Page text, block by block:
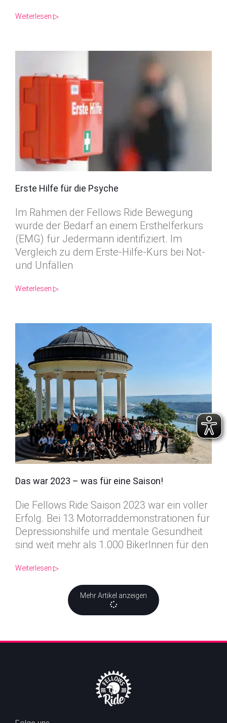
Weiterlesen ▷
Erste Hilfe für die Psyche
Im Rahmen der Fellows Ride Bewegung
wurde der Bedarf an einem Ersthelferkurs
(EMG) für Jedermann identifiziert. Im
Vergleich zu dem Erste-Hilfe-Kurs bei Not-
und Unfällen
Weiterlesen ▷
Das war 2023 – was für eine Saison!
Die Fellows Ride Saison 2023 war ein voller
Erfolg. Bei 13 Motorraddemonstrationen für
Depressionshilfe und mentale Gesundheit
sind weit mehr als 1.000 BikerInnen für den
Weiterlesen ▷
Mehr Artikel anzeigen